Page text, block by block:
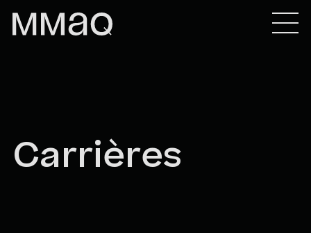
Skip to content
Maison des métiers d&#039;art de Québec
Carrières